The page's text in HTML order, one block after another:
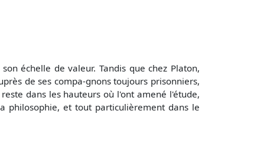
échelle de valeur. Tandis que chez Platon,
de ses compa-gnons toujours prisonniers,
dans les hauteurs où l'ont amené l'étude,
philosophie, et tout particulièrement dans le